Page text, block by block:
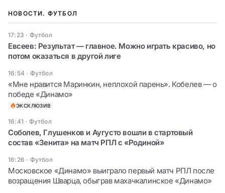
НОВОСТИ. ФУТБОЛ
17:23 · Футбол
Евсеев: Результат — главное. Можно играть красиво, но
потом оказаться в другой лиге
16:54 · Футбол
«Мне нравится Маринкин, неплохой парень». Кобелев — о
победе «Динамо»
ЭКСКЛЮЗИВ
16:41 · Футбол
Соболев, Глушенков и Аугусто вошли в стартовый
состав «Зенита» на матч РПЛ с «Родиной»
16:26 · Футбол
Московское «Динамо» выиграло первый матч РПЛ после
возращения Шварца, обыграв махачкалинское «Динамо»